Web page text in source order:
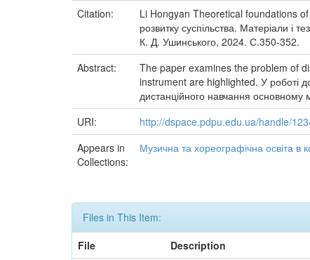
Citation:
Li Hongyan Theoretical foundations of
розвитку суспільства. Матеріали
К. Д. Ушинського, 2024. С.350-352.
Abstract:
The paper examines the problem of
instrument are highlighted. У роботі
дистанційного навчання основному
URI:
http://dspace.pdpu.edu.ua/handle/
Appears in
Collections:
Музична та хореографічна освіта в
Files in This Item:
File
Description